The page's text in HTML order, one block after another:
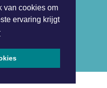
van cookies om
ervaring krijgt
- Alle rechten